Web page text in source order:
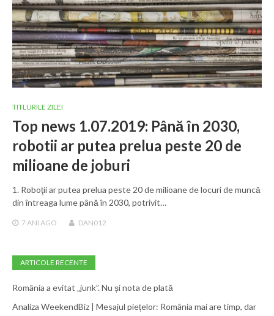
TITLURILE ZILEI
Top news 1.07.2019: Până în 2030,
robotii ar putea prelua peste 20 de
milioane de joburi
1. Roboţii ar putea prelua peste 20 de milioane de locuri de muncă
din întreaga lume până în 2030, potrivit…
7 ANI AGO DAN012
ARTICOLE RECENTE
România a evitat „junk”. Nu și nota de plată
Analiza WeekendBiz | Mesajul piețelor: România mai are timp, dar